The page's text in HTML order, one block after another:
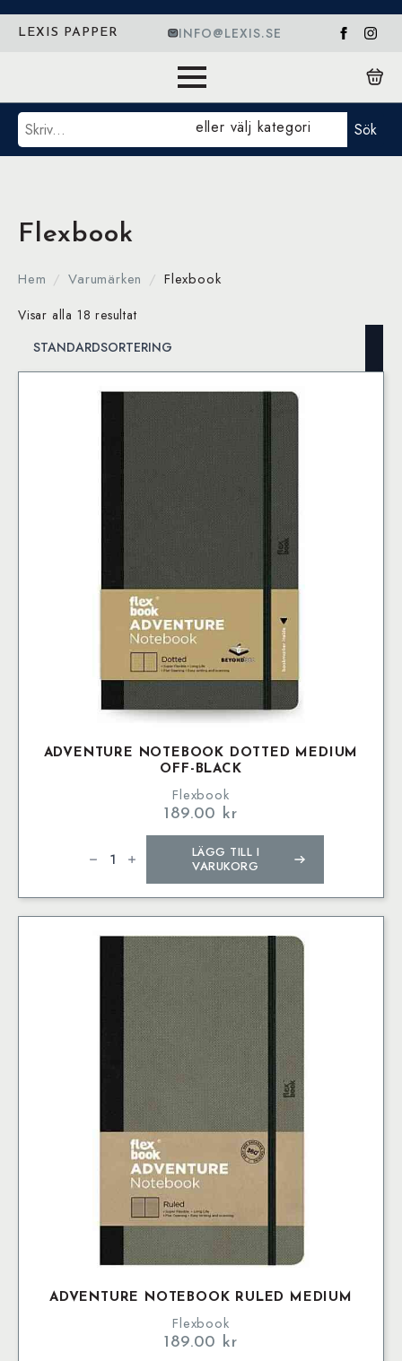
LEXIS PAPPER INFO@LEXIS.SE
Sök eller välj kategori Sök
Flexbook
Hem Varumärken Flexbook
Visar alla 18 resultat
ADVENTURE NOTEBOOK DOTTED MEDIUM
OFF-BLACK
Flexbook
189.00 kr
Notebook
Dotted
Black
mängd
LÄGG TILL I
VARUKORG
ADVENTURE NOTEBOOK RULED MEDIUM
Flexbook
189.00 kr